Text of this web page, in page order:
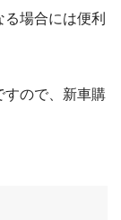
場合には便利
すので、新車購